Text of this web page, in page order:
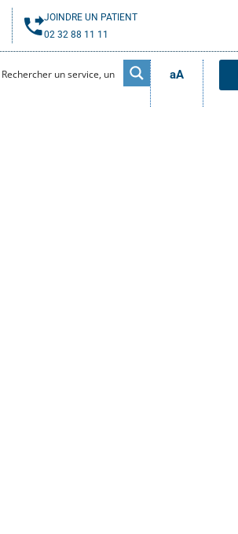
JOINDRE UN PATIENT
02 32 88 11 11
aA